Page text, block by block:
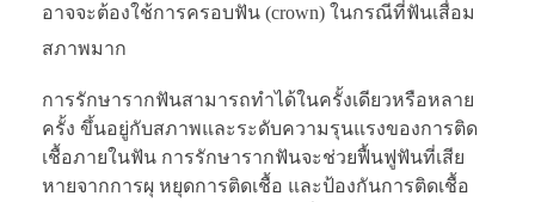
อาจจะต้องใช้การครอบฟัน (crown) ในกรณีที่ฟันเสื่อม
สภาพมาก
การรักษารากฟันสามารถทำได้ในครั้งเดียวหรือหลาย
ครั้ง ขึ้นอยู่กับสภาพและระดับความรุนแรงของการติด
เชื้อภายในฟัน การรักษารากฟันจะช่วยฟื้นฟูฟันที่เสีย
หายจากการผุ หยุดการติดเชื้อ และป้องกันการติดเชื้อ